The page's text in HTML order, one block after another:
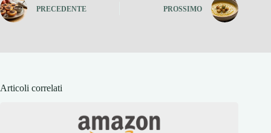
PRECEDENTE PROSSIMO
Articoli correlati